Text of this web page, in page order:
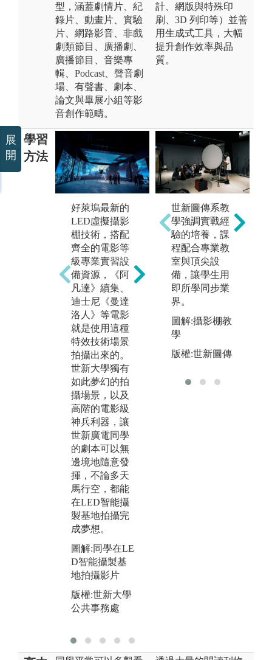
型，涵蓋劇情片、紀
錄片、動畫片、實驗
片、網路影音、非戲
劇類節目、廣播劇、
廣播節目、音樂專
輯、Podcast、聲音劇
場、有聲書、劇本、
論文與畢展小組等影
音創作範疇。
計、網版與特殊印
刷、3D 列印等）並善
用生成式工具，大幅
提升創作效率與品
質。
學習
方法
好萊塢最新的
LED虛擬攝影
棚技術，搭配
齊全的電影等
級專業實習設
備資源，《阿
凡達》續集、
迪士尼《曼達
洛人》等電影
就是使用這種
特效技術場景
拍攝出來的。
世新大學獨有
如此夢幻的拍
攝場景，以及
高階的電影級
神兵利器，讓
世新廣電同學
的劇本可以無
邊境地隨意發
揮，不論多天
馬行空，都能
在LED智能攝
製基地拍攝完
成夢想。
圖解:同學在LE
D智能攝製基
地拍攝影片
版權:世新大學
公共事務處
同學從劇本發
想開始，經歷
演員試鏡、尋
找拍攝場景，
從拍攝課程實
作中熟悉各種
電影器材的操
作，也經由拍
攝過程中了解
影業拍片的流
程模式。
圖解:學生拍攝
世新圖傳系教
學強調實戰經
驗的培養，課
程配合專業教
室與頂尖設
備，讓學生用
即所學同步業
界。
圖解:攝影棚教
學
版權:世新圖傳
展
開